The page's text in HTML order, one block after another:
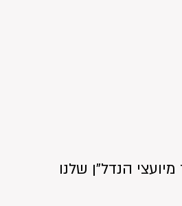
הנדל"ן שלנו